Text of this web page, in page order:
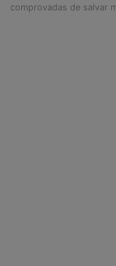
comprovadas de salvar